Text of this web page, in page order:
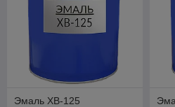
Эмаль ХВ-125